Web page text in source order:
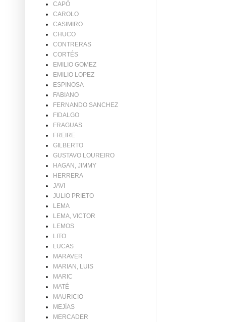
CAPÓ
CAROLO
CASIMIRO
CHUCO
CONTRERAS
CORTÉS
EMILIO GOMEZ
EMILIO LOPEZ
ESPINOSA
FABIANO
FERNANDO SANCHEZ
FIDALGO
FRAGUAS
FREIRE
GILBERTO
GUSTAVO LOUREIRO
HAGAN, JIMMY
HERRERA
JAVI
JULIO PRIETO
LEMA
LEMA, VICTOR
LEMOS
LITO
LUCAS
MARAVER
MARIAN, LUIS
MARIC
MATÉ
MAURICIO
MEJÍAS
MERCADER